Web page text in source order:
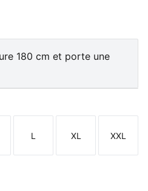
180 cm et porte une
Taille
L
Taille
XL
Taille
XXL